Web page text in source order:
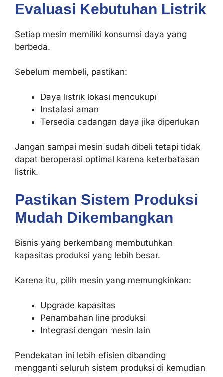
Evaluasi Kebutuhan Listrik
Setiap mesin memiliki konsumsi daya yang
berbeda.
Sebelum membeli, pastikan:
Daya listrik lokasi mencukupi
Instalasi aman
Tersedia cadangan daya jika diperlukan
Jangan sampai mesin sudah dibeli tetapi tidak
dapat beroperasi optimal karena keterbatasan
listrik.
Pastikan Sistem Produksi
Mudah Dikembangkan
Bisnis yang berkembang membutuhkan
kapasitas produksi yang lebih besar.
Karena itu, pilih mesin yang memungkinkan:
Upgrade kapasitas
Penambahan line produksi
Integrasi dengan mesin lain
Pendekatan ini lebih efisien dibanding
mengganti seluruh sistem produksi di kemudian